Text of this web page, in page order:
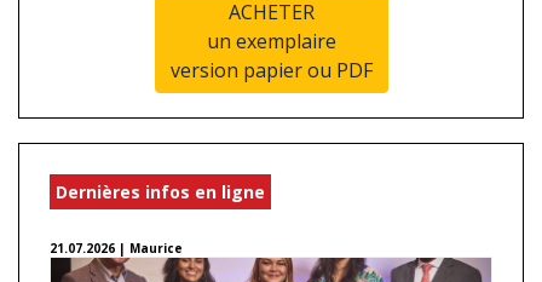
ACHETER
un exemplaire
version papier ou PDF
Dernières infos en ligne
21.07.2026 | Maurice